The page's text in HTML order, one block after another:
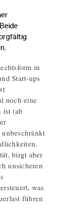
in
Start-ups
noch eine
ist (ab
birgt aber
unsicheren
was
führen